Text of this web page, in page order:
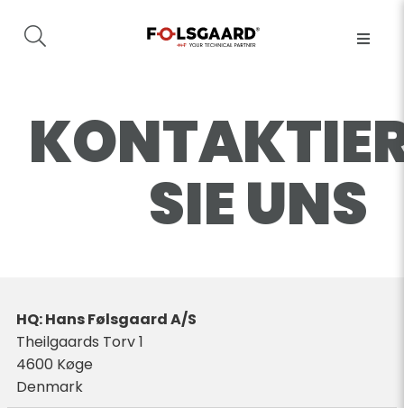
SIE UNS
HQ: Hans Følsgaard A/S
Theilgaards Torv 1
4600 Køge
Denmark